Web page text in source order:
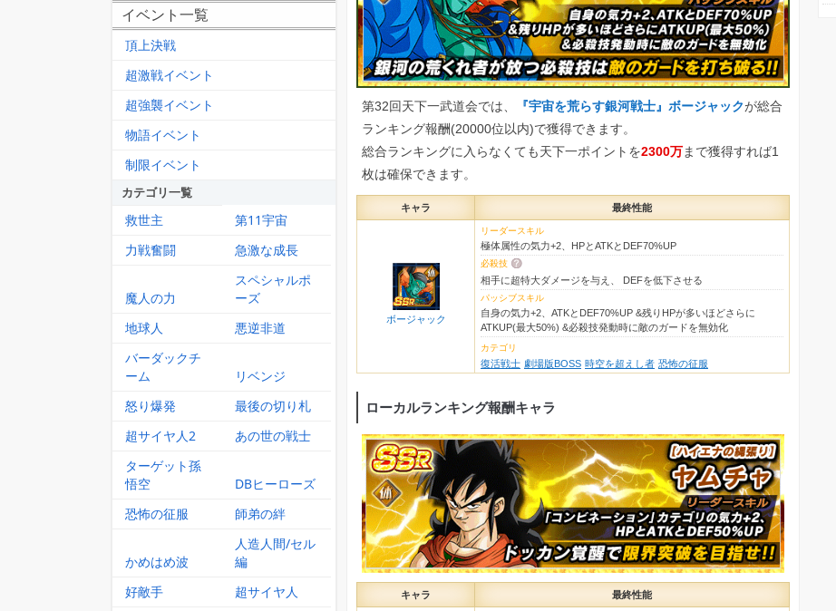
第32回天下一武道会では、 『宇宙を荒らす銀河戦士』ボージャックが総合
ランキング報酬(20000位以内)で獲得できます。
総合ランキングに入らなくても天下一ポイントを2300万まで獲得すれば1
枚は確保できます。
キャラ 最終性能
ボージャック
リーダースキル
極体属性の気力+2、HPとATKとDEF70%UP
必殺技
相手に超特大ダメージを与え、 DEFを低下させる
パッシブスキル
自身の気力+2、ATKとDEF70%UP &残りHPが多いほどさらに
ATKUP(最大50%) &必殺技発動時に敵のガードを無効化
カテゴリ
復活戦士 劇場版BOSS 時空を超えし者 恐怖の征服
ローカルランキング報酬キャラ
キャラ 最終性能
イベント一覧
頂上決戦
超激戦イベント
超強襲イベント
物語イベント
制限イベント
カテゴリ一覧
救世主
第11宇宙
力戦奮闘
急激な成長
魔人の力
スペシャルポ
ーズ
地球人
悪逆非道
バーダックチ
ーム
リベンジ
怒り爆発
最後の切り札
超サイヤ人2
あの世の戦士
ターゲット孫
悟空
DBヒーローズ
恐怖の征服
師弟の絆
かめはめ波
人造人間/セル
編
好敵手
超サイヤ人